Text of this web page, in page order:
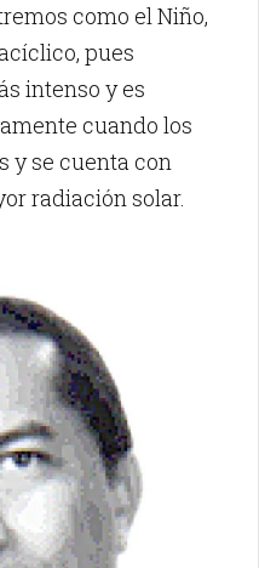
como el Niño,
pues
intenso y es
cuando los
y se cuenta con
radiación solar.